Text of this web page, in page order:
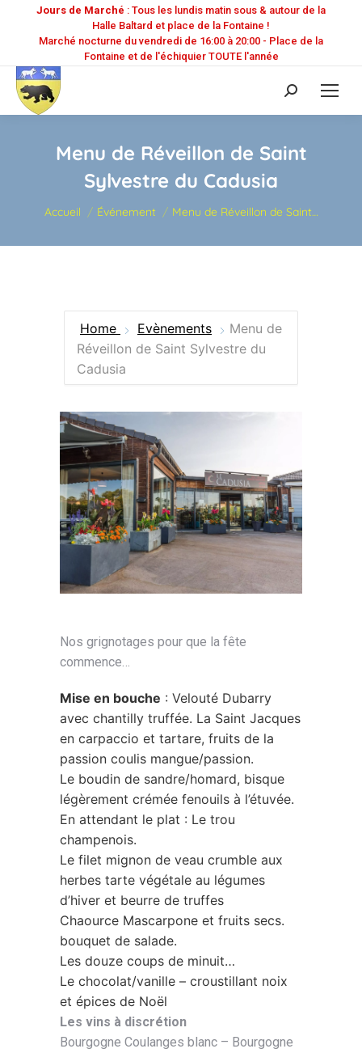
Jours de Marché : Tous les lundis matin sous & autour de la
Halle Baltard et place de la Fontaine !
Marché nocturne du vendredi de 16:00 à 20:00 - Place de la
Fontaine et de l'échiquier TOUTE l'année
Recherche
:
Menu de Réveillon de Saint
Sylvestre du Cadusia
Vous êtes ici :
Accueil Événement Menu de Réveillon de Saint…
Home Evènements
Menu de
Réveillon de Saint Sylvestre du
Cadusia
Nos grignotages pour que la fête
commence…
Mise en bouche : Velouté Dubarry
avec chantilly truffée. La Saint Jacques
en carpaccio et tartare, fruits de la
passion coulis mangue/passion.
Le boudin de sandre/homard, bisque
légèrement crémée fenouils à l’étuvée.
En attendant le plat : Le trou
champenois.
Le filet mignon de veau crumble aux
herbes tarte végétale au légumes
d’hiver et beurre de truffes
Chaource Mascarpone et fruits secs.
bouquet de salade.
Les douze coups de minuit…
Le chocolat/vanille – croustillant noix
et épices de Noël
Les vins à discrétion
Bourgogne Coulanges blanc – Bourgogne